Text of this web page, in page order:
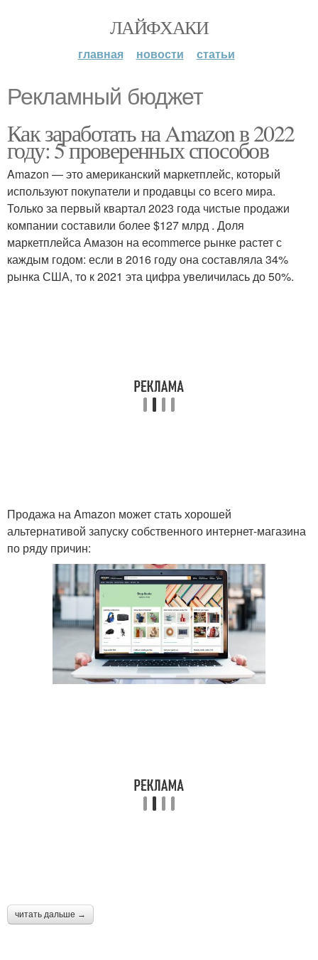
ЛАЙФХАКИ
главная новости статьи
Рекламный бюджет
Как заработать на Amazon в 2022
году: 5 проверенных способов
Amazon — это американский маркетплейс, который
используют покупатели и продавцы со всего мира.
Только за первый квартал 2023 года чистые продажи
компании составили более $127 млрд . Доля
маркетплейса Амазон на ecommerce рынке растет с
каждым годом: если в 2016 году она составляла 34%
рынка США, то к 2021 эта цифра увеличилась до 50%.
Продажа на Amazon может стать хорошей
альтернативой запуску собственного интернет-магазина
по ряду причин:
читать дальше →